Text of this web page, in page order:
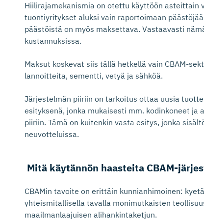
Hiilirajamekanismia on otettu käyttöön asteittain
tuontiyritykset aluksi vain raportoimaan
päästöistä on myös maksettava. Vastaavasti
kustannuksissa.
Maksut koskevat siis tällä hetkellä vain CBAM-
lannoitteita, sementti, vetyä ja sähköä.
Järjestelmän piiriin on tarkoitus ottaa uusia
esityksenä, jonka mukaisesti mm. kodinkoneet
piiriin. Tämä on kuitenkin vasta esitys, jonka
neuvotteluissa.
Mitä käytännön haasteita CBAM-
CBAMin tavoite on erittäin kunnianhimoinen:
yhteismitallisella tavalla monimutkaisten
maailmanlaajuisen alihankintaketjun.